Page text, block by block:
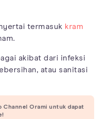
termasuk kram
akibat dari infeksi
atau sanitasi
Channel Orami untuk dapat